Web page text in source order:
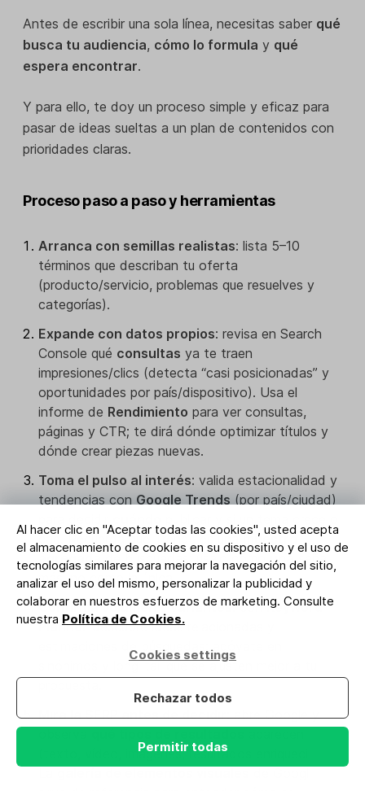
Al hacer clic en "Aceptar todas las cookies", usted acepta
el almacenamiento de cookies en su dispositivo y el uso de
tecnologías similares para mejorar la navegación del sitio,
analizar el uso del mismo, personalizar la publicidad y
colaborar en nuestros esfuerzos de marketing. Consulte
nuestra Política de Cookies.
Cookies settings
Rechazar todos
Permitir todas
Antes de escribir una sola línea, necesitas saber qué
busca tu audiencia, cómo lo formula y qué
espera encontrar.
Y para ello, te doy un proceso simple y eficaz para
pasar de ideas sueltas a un plan de contenidos con
prioridades claras.
Proceso paso a paso y herramientas
Arranca con semillas realistas: lista 5–10
términos que describan tu oferta
(producto/servicio, problemas que resuelves y
categorías).
Expande con datos propios: revisa en Search
Console qué consultas ya te traen
impresiones/clics (detecta “casi posicionadas” y
oportunidades por país/dispositivo). Usa el
informe de Rendimiento para ver consultas,
páginas y CTR; te dirá dónde optimizar títulos y
dónde crear piezas nuevas.
Toma el pulso al interés: valida estacionalidad y
tendencias con Google Trends (por país/ciudad)
cae. Recuerda que Trends es unamuestra
agregada
de búsquedas; úsalo comounaseñal
más, no como la única.
Confirma volumen y variantes: conKeyword
Plannerdescubre ideas relacionadas y
estimaciones de búsquedas; apóyate en
sinónimos y long-tail que se ajusten mejor a tu
Mira la SERP antes de decidir: abre Google y
(texto, vídeo, imágenes, resultados enriquecidos).